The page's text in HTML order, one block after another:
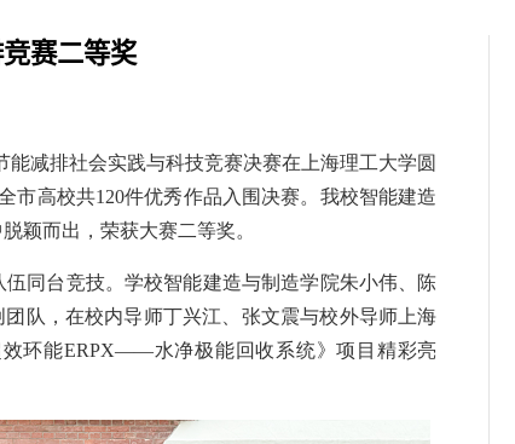
赛二等奖
能减排社会实践与科技竞赛决赛在上海理工大学圆
市高校共120件优秀作品入围决赛。我校智能建造
颖而出，荣获大赛二等奖。
同台竞技。学校智能建造与制造学院朱小伟、陈
队，在校内导师丁兴江、张文震与校外导师上海
环能ERPX——水净极能回收系统》项目精彩亮